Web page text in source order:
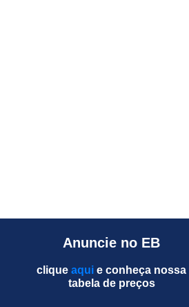
Anuncie no EB
clique aqui e conheça nossa
tabela de preços